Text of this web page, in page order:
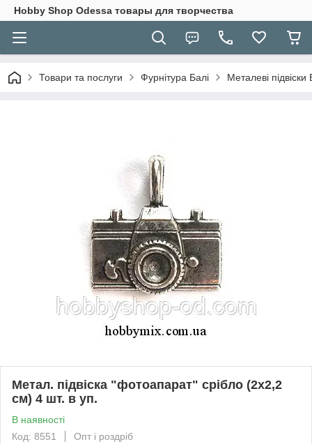
Hobbу Shop Odessa товары для творчества
Товари та послуги Фурнітура Балі Металеві підвіски
Метал. підвіска "фотоапарат" срібло (2х2,2
см) 4 шт. в уп.
В наявності
Код: 8551
Опт і роздріб